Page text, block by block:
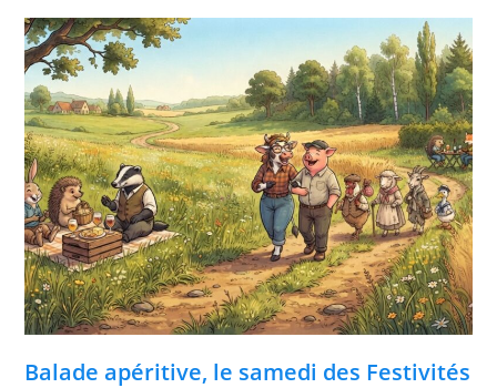
Balade apéritive, le samedi des Festivités